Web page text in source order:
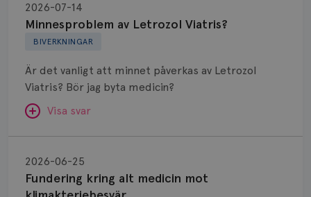
BIVERKNINGAR
Minnesproblem av Letrozol Viatris?
2026-07-14
Är det vanligt att minnet påverkas av Letrozol
Viatris? Bör jag byta medicin?
Visa svar
SVAR:
Hej. Oavsett vilken hormonsänkande behandling
Letrozol
Viatris?
Fundering kring alt medicin mot
2026-06-25
kring
medicin